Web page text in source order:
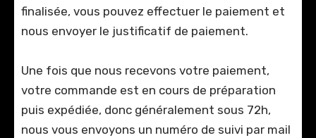
finalisée, vous pouvez effectuer le paiement et
nous envoyer le justificatif de paiement.
Une fois que nous recevons votre paiement,
votre commande est en cours de préparation
puis expédiée, donc généralement sous 72h,
nous vous envoyons un numéro de suivi par mail